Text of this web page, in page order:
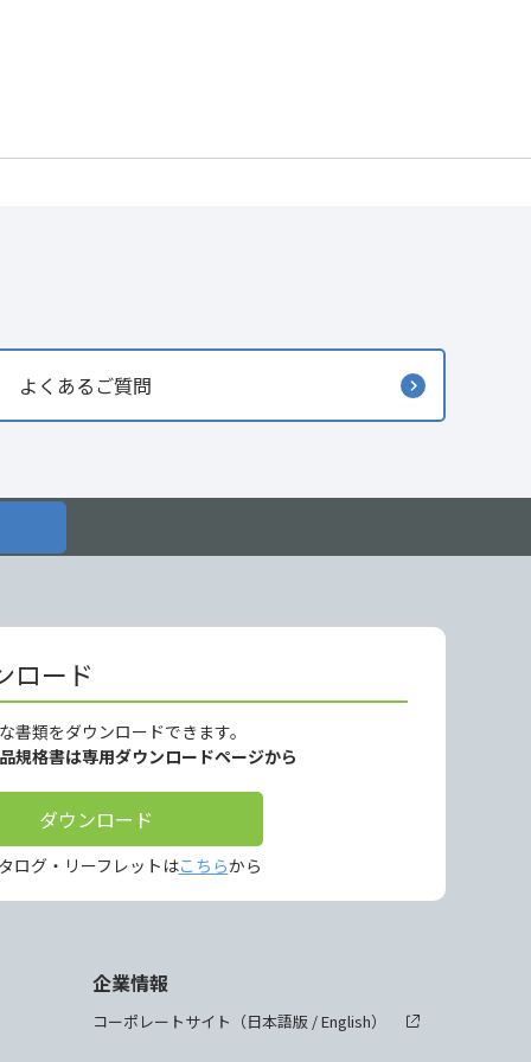
よくあるご質問
ロード
書類をダウンロードできます。
規格書は専用ダウンロードページから
ダウンロード
ログ・リーフレットはこちらから
企業情報
コーポレートサイト（日本語版 /English）